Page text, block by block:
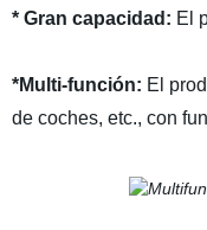
* Gran capacidad: El
*Multi-función: El
de coches, etc., con